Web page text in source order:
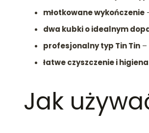
młotkowane wykończenie
dwa kubki o idealnym
profesjonalny typ Tin Tin –
łatwe czyszczenie i
Jak